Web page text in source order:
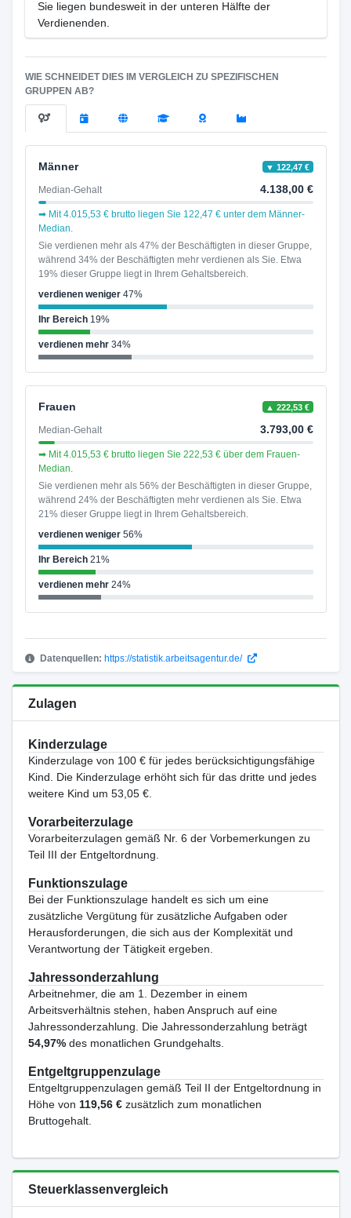
Sie liegen bundesweit in der unteren Hälfte der
Verdienenden.
WIE SCHNEIDET DIES IM VERGLEICH ZU SPEZIFISCHEN
GRUPPEN AB?
Männer ▼ 122,47 €
Median-Gehalt 4.138,00 €
➡ Mit 4.015,53 € brutto liegen Sie 122,47 € unter dem Männer-
Median.
Sie verdienen mehr als 47% der Beschäftigten in dieser Gruppe,
während 34% der Beschäftigten mehr verdienen als Sie. Etwa
19% dieser Gruppe liegt in Ihrem Gehaltsbereich.
verdienen weniger47%
Ihr Bereich19%
verdienen mehr34%
Frauen ▲ 222,53 €
Median-Gehalt 3.793,00 €
➡ Mit 4.015,53 € brutto liegen Sie 222,53 € über dem Frauen-
Median.
Sie verdienen mehr als 56% der Beschäftigten in dieser Gruppe,
während 24% der Beschäftigten mehr verdienen als Sie. Etwa
21% dieser Gruppe liegt in Ihrem Gehaltsbereich.
verdienen weniger56%
Ihr Bereich21%
verdienen mehr24%
Datenquellen: https://statistik.arbeitsagentur.de/
Zulagen
Kinderzulage
Kinderzulage von 100 € für jedes berücksichtigungsfähige
Kind. Die Kinderzulage erhöht sich für das dritte und jedes
weitere Kind um 53,05 €.
Vorarbeiterzulage
Vorarbeiterzulagen gemäß Nr. 6 der Vorbemerkungen zu
Teil III der Entgeltordnung.
Funktionszulage
Bei der Funktionszulage handelt es sich um eine
zusätzliche Vergütung für zusätzliche Aufgaben oder
Herausforderungen, die sich aus der Komplexität und
Verantwortung der Tätigkeit ergeben.
Jahressonderzahlung
Arbeitnehmer, die am 1. Dezember in einem
Arbeitsverhältnis stehen, haben Anspruch auf eine
Jahressonderzahlung. Die Jahressonderzahlung beträgt
54,97%des monatlichen Grundgehalts.
Entgeltgruppenzulage
Entgeltgruppenzulagen gemäß Teil II der Entgeltordnung in
Höhe von 119,56 €zusätzlich zum monatlichen
Bruttogehalt.
Steuerklassenvergleich